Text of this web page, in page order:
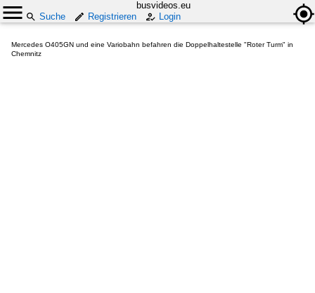
busvideos.eu
Suche
Registrieren Login
Mercedes O405GN und eine Variobahn befahren die Doppelhaltestelle "Roter Turm" in
Chemnitz